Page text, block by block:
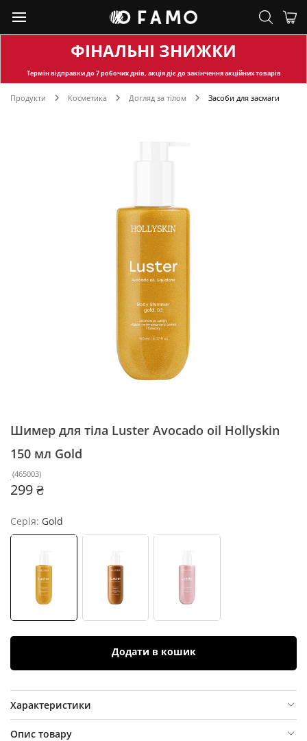
ФІНАЛЬНІ ЗНИЖКИ
Термін відправкидо 7 робочих днів, акція діє до закінчення акційних товарів
Продукти Косметика Догляд за тілом Засоби для засмаги
Шимер для тіла Luster Avocado oil Hollyskin
150 мл Gold
(465003)
299 ₴
Серія: Gold
Додати в кошик
Характеристики
Опис товару